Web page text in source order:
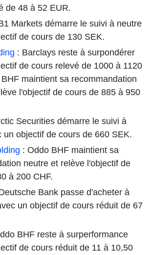
de 48 à 52 EUR.
Markets démarre le suivi à neutre
de cours de 130 SEK.
: Barclays reste à surpondérer
de cours relevé de 1000 à 1120
maintient sa recommandation
l'objectif de cours de 885 à 950
Securities démarre le suivi à
un objectif de cours de 660 SEK.
: Oddo BHF maintient sa
neutre et relève l'objectif de
à 200 CHF.
Bank passe d'acheter à
un objectif de cours réduit de 67
BHF reste à surperformance
de cours réduit de 11 à 10,50